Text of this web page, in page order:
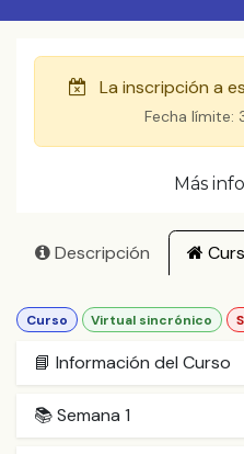
La inscripción a
Fecha límite:
Más
Descripción
Curso Virtual sincrónico
📘 Información del Curso
📚 Semana 1